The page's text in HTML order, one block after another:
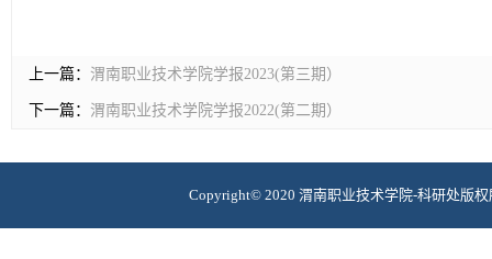
上一篇： 渭南职业技术学院学报2023(第三期）
下一篇： 渭南职业技术学院学报2022(第二期）
Copyright© 2020 渭南职业技术学院-科研处